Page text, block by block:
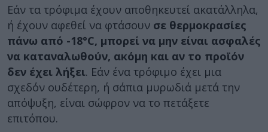
Εάν τα τρόφιμα έχουν αποθηκευτεί ακατάλληλα,
ή έχουν αφεθεί να φτάσουν σε θερμοκρασίες
πάνω από -18°C, μπορεί να μην είναι ασφαλές
να καταναλωθούν, ακόμη και αν το προϊόν
δεν έχει λήξει. Εάν ένα τρόφιμο έχει μια
σχεδόν ουδέτερη, ή σάπια μυρωδιά μετά την
απόψυξη, είναι σώφρον να το πετάξετε
επιτόπου.